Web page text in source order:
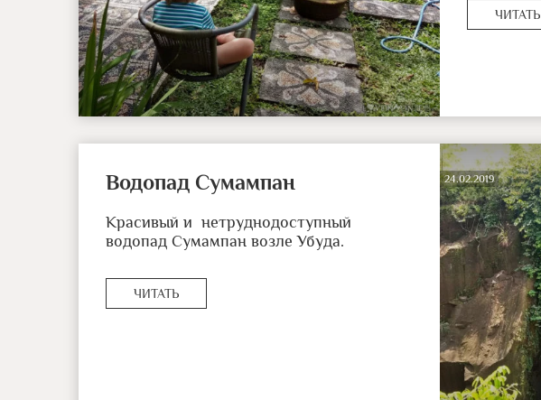
ЧИТАТЬ
24.02.2019
Водопад Сумампан
Красивый и нетруднодоступный
водопад Сумампан возле Убуда.
ЧИТАТЬ